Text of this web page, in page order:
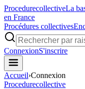
ProcedurecollectiveLa
en France
Procédures collectives
ConnexionS'inscrire
Accueil›Connexion
Procedurecollective